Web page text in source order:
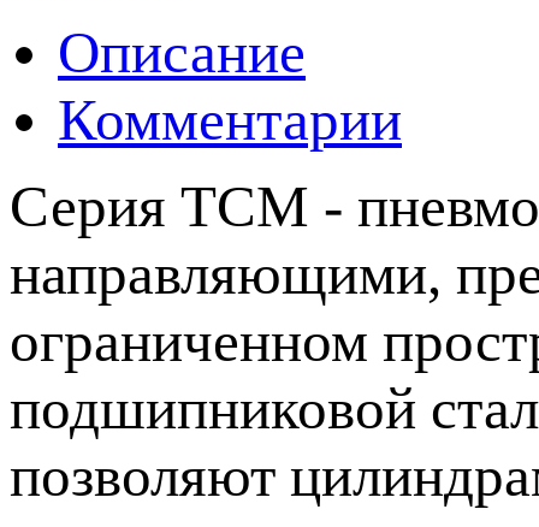
Описание
Комментарии
Серия ТСМ -
направляющими,
ограниченном
подшипниковой
позволяют